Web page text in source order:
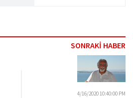
SONRAKİ HABER
4/16/2020 10:40:00 PM